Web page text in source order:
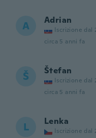
A Adrian
Iscrizione dal
circa 5 anni fa
Š Štefan
Iscrizione dal
circa 5 anni fa
L Lenka
Iscrizione dal